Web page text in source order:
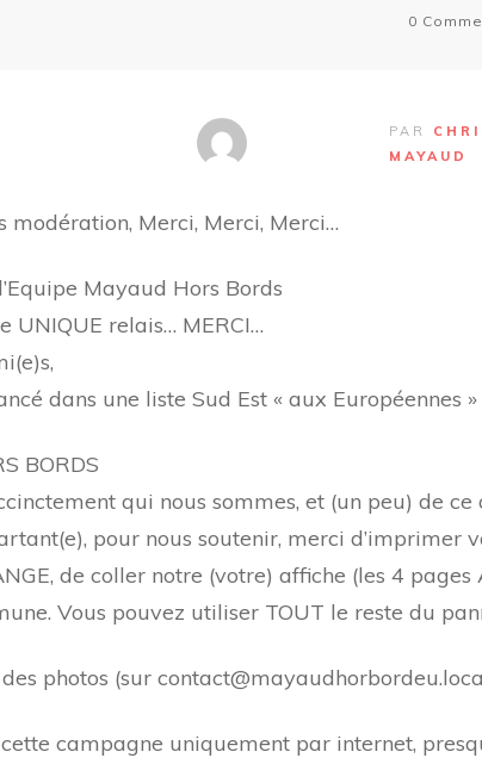
0
PAR
MAYAUD
modération, Merci, Merci, Merci…
Mayaud Hors Bords
UNIQUE relais… MERCI…
dans une liste Sud Est « aux Européennes »
BORDS
qui nous sommes, et (un peu) de
pour nous soutenir, merci
de coller notre (votre) affiche (les 4
Vous pouvez utiliser TOUT le reste du
photos (sur
campagne uniquement par internet,